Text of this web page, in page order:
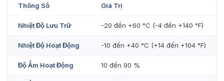
Thông Số Giá Trị
Nhiệt Độ Lưu Trữ -20 đến +60 °C (-4 đến +140 °F)
Nhiệt Độ Hoạt Động -10 đến +40 °C (+14 đến +104 °F)
Độ Ẩm Hoạt Động 10 đến 90 %